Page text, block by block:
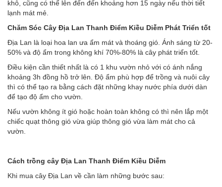
khô, cũng có thể lên đến đến khoảng hơn 15 ngày nếu thời tiết
lạnh mát mẻ.
Chăm Sóc Cây Địa Lan Thanh Điểm Kiều Diễm Phát Triển tốt
Địa Lan là loại hoa lan ưa ẩm mát và thoáng gió. Ánh sáng từ 20-
50% và độ ẩm trong không khí 70%-80% là cây phát triển tốt.
Điều kiện cần thiết nhất là có 1 khu vườn nhỏ với có ánh nắng
khoảng 3h đồng hồ trở lên. Độ ẩm phù hợp để trồng và nuôi cây
thì có thể tạo ra bằng cách đặt những khay nước phía dưới dàn
để tạo độ ẩm cho vườn.
Nếu vườn không ít gió hoặc hoàn toàn không có thì nên lắp một
chiếc quạt thông gió vừa giúp thông gió vừa làm mát cho cả
vườn.
Cách trồng cây Địa Lan Thanh Điểm Kiều Diễm
Khi mua cây Địa Lan về cần làm những bước sau: